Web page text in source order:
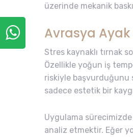
üzerinde mekanik
Avrasya Ayak
Stres kaynaklı tırnak
Özellikle yoğun iş
riskiyle başvurduğunu
sadece estetik bir
Uygulama
analiz etmektir. Eğer